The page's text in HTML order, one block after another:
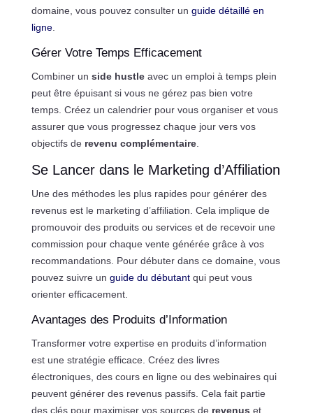
domaine, vous pouvez consulter un guide détaillé en
ligne.
Gérer Votre Temps Efficacement
Combiner un side hustleavec un emploi à temps plein
peut être épuisant si vous ne gérez pas bien votre
temps. Créez un calendrier pour vous organiser et vous
assurer que vous progressez chaque jour vers vos
objectifs de revenu complémentaire.
Se Lancer dans le Marketing d’Affiliation
Une des méthodes les plus rapides pour générer des
revenus est le marketing d’affiliation. Cela implique de
promouvoir des produits ou services et de recevoir une
commission pour chaque vente générée grâce à vos
recommandations. Pour débuter dans ce domaine, vous
pouvez suivre un guide du débutantqui peut vous
orienter efficacement.
Avantages des Produits d’Information
Transformer votre expertise en produits d’information
est une stratégie efficace. Créez des livres
électroniques, des cours en ligne ou des webinaires qui
peuvent générer des revenus passifs. Cela fait partie
des clés pour maximiser vos sources de revenus et